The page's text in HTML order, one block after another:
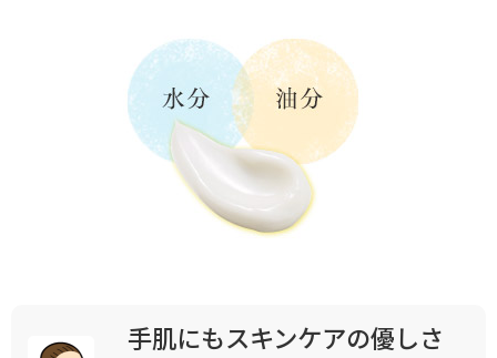
手肌にもスキンケアの優しさ